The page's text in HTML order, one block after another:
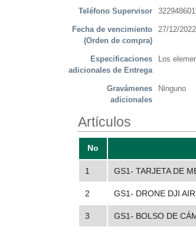
Teléfono Supervisor
Fecha de vencimiento
(Orden de compra)
27/12/2022
Especificaciones
adicionales de Entrega
Los
Gravámenes
adicionales
Ninguno
Artículos
No
1 GS1- TARJETA DE
2 GS1- DRONE DJI
3 GS1- BOLSO DE